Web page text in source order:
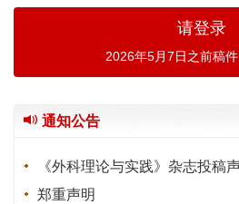
请登录
2026年5月7日之前稿
通知公告
《外科理论与实践》杂志投稿
郑重声明